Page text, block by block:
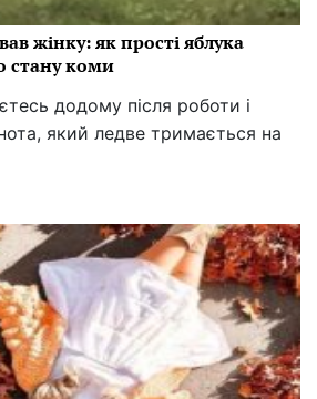
жінку: як прості яблука
стану коми
додому після роботи і
який ледве тримається на